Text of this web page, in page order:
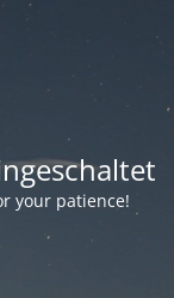
your patience!